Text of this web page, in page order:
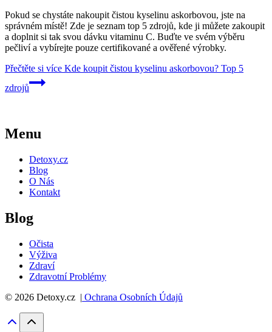
Pokud se chystáte nakoupit čistou kyselinu askorbovou, jste na
správném místě! Zde je seznam top 5 zdrojů, kde ji můžete zakoupit
a doplnit si tak svou dávku vitaminu C. Buďte ve svém výběru
pečliví a vybírejte pouze certifikované a ověřené výrobky.
Přečtěte si více Kde koupit čistou kyselinu askorbovou? Top 5
zdrojů
Menu
Detoxy.cz
Blog
O Nás
Kontakt
Blog
Očista
Výživa
Zdraví
Zdravotní Problémy
© 2026 Detoxy.cz | Ochrana Osobních Údajů